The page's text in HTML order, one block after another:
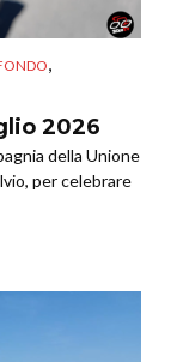
,
2026
della Unione
per celebrare